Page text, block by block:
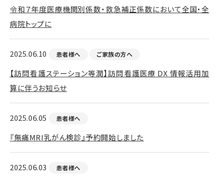
令和７年度医療機関別係数・救急補正係数において全国・全
病院トップに
2025.06.10 患者様へ ご家族の方へ
【訪問看護ステーション等潤】訪問看護医療 DX 情報活用加
算に伴うお知らせ
2025.06.05 患者様へ
『無痛MRI乳がん検診』予約開始しました
2025.06.03 患者様へ